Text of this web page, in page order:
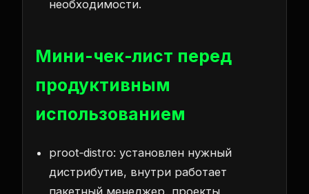
необходимости.
Мини-чек‑лист перед
продуктивным
использованием
proot‑distro: установлен нужный
дистрибутив, внутри работает
пакетный менеджер, проекты